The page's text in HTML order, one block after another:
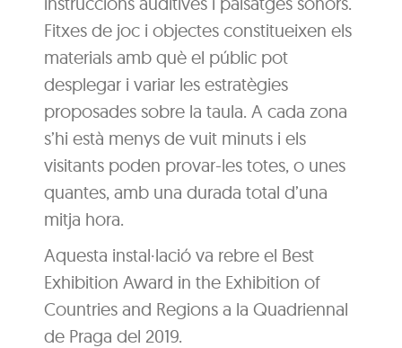
Fitxes de joc i objectes constitueixen els
materials amb què el públic pot
desplegar i variar les estratègies
proposades sobre la taula. A cada zona
s’hi està menys de vuit minuts i els
visitants poden provar-les totes, o unes
quantes, amb una durada total d’una
mitja hora.
Aquesta instal·lació va rebre el Best
Exhibition Award in the Exhibition of
Countries and Regions a la Quadriennal
de Praga del 2019.